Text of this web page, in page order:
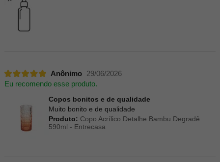
Anônimo
29/06/2026
Eu recomendo esse produto.
Copos bonitos e de qualidade
Muito bonito e de qualidade
Produto: Copo Acrílico Detalhe Bambu Degradê
590ml - Entrecasa